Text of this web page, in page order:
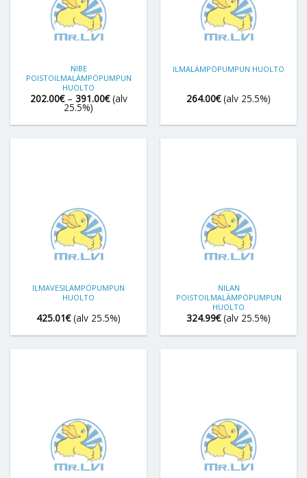
NIBE
POISTOILMALÄMPÖPUMPUN
HUOLTO
202.00€ – 391.00€Hintaluokka:
202.00€
391.00€
(alv
25.5%)
ILMALÄMPÖPUMPUN HUOLTO
264.00€ (alv 25.5%)
ILMAVESILÄMPÖPUMPUN
HUOLTO
425.01€ (alv 25.5%)
NILAN
POISTOILMALÄMPÖPUMPUN
HUOLTO
324.99€ (alv 25.5%)